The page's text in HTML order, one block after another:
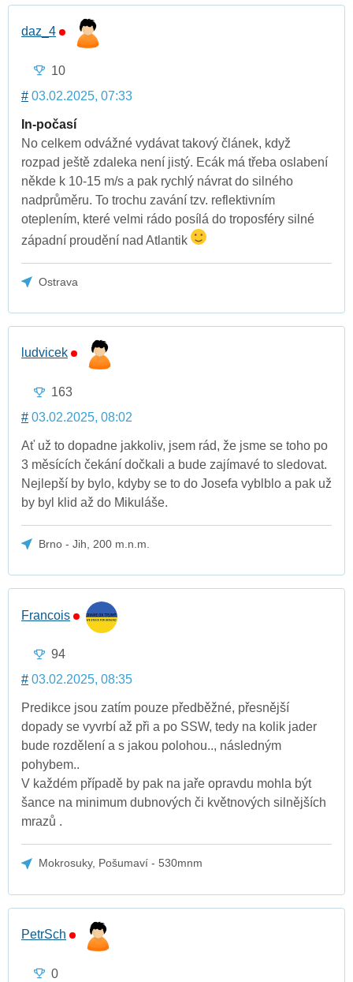
daz_4
10
# 03.02.2025, 07:33
In-počasí
No celkem odvážné vydávat takový článek, když
rozpad ještě zdaleka není jistý. Ecák má třeba oslabení
někde k 10-15 m/s a pak rychlý návrat do silného
nadprůměru. To trochu zavání tzv. reflektivním
oteplením, které velmi rádo posílá do troposféry silné
západní proudění nad Atlantik
Ostrava
ludvicek
163
# 03.02.2025, 08:02
Ať už to dopadne jakkoliv, jsem rád, že jsme se toho po
3 měsících čekání dočkali a bude zajímavé to sledovat.
Nejlepší by bylo, kdyby se to do Josefa vyblblo a pak už
by byl klid až do Mikuláše.
Brno - Jih, 200 m.n.m.
Francois
94
# 03.02.2025, 08:35
Predikce jsou zatím pouze předběžné, přesnější
dopady se vyvrbí až při a po SSW, tedy na kolik jader
bude rozdělení a s jakou polohou.., následným
pohybem..
V každém případě by pak na jaře opravdu mohla být
šance na minimum dubnových či květnových silnějších
mrazů .
Mokrosuky, Pošumaví - 530mnm
PetrSch
0